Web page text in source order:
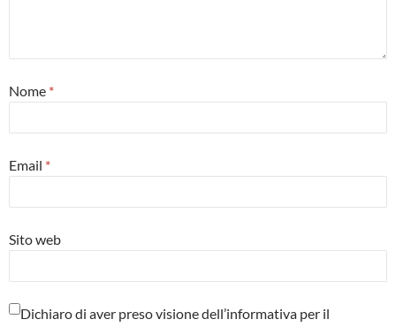
Nome *
Email *
Sito web
Dichiaro di aver preso visione dell’informativa per il